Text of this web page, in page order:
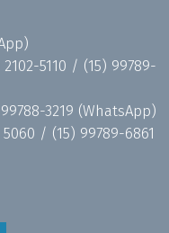
2102-5110 / (15) 99789-
3219 (WhatsApp)
5060 / (15) 99789-6861